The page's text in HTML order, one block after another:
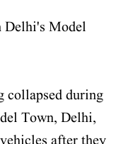
Delhi's Model
during
Town, Delhi,